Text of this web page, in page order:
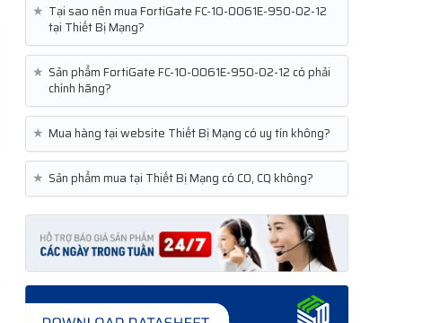
★ Tại sao nên mua FortiGate FC-10-0061E-950-02-12
tại Thiết Bị Mạng?
★ Sản phẩm FortiGate FC-10-0061E-950-02-12 có phải
chính hãng?
★ Mua hàng tại website Thiết Bị Mạng có uy tín không?
★ Sản phẩm mua tại Thiết Bị Mạng có CO, CQ không?